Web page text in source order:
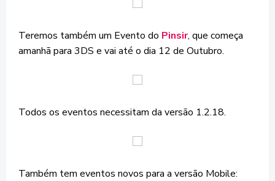
Teremos também um Evento do Pinsir, que começa
amanhã para 3DS e vai até o dia 12 de Outubro.
Todos os eventos necessitam da versão 1.2.18.
Também tem eventos novos para a versão Mobile: